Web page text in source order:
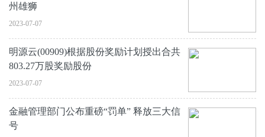
州雄狮
2023-07-07
明源云(00909)根据股份奖励计划授出合共
803.27万股奖励股份
2023-07-07
金融管理部门公布重磅“罚单” 释放三大信
号